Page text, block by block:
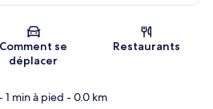
Carte
Comment se
déplacer
Restaurants
1 min à pied - 0.0 km